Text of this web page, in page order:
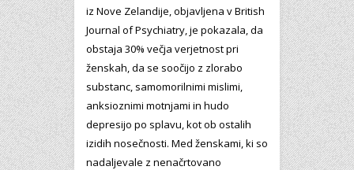
iz Nove Zelandije, objavljena v British
Journal of Psychiatry, je pokazala, da
obstaja 30% večja verjetnost pri
ženskah, da se soočijo z zlorabo
substanc, samomorilnimi mislimi,
anksioznimi motnjami in hudo
depresijo po splavu, kot ob ostalih
izidih nosečnosti. Med ženskami, ki so
nadaljevale z nenačrtovano